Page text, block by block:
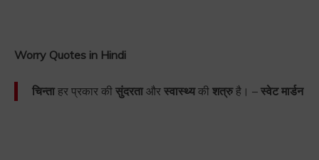
Worry Quotes in Hindi
चिन्ताहर प्रकार की सुंदरताऔर स्वास्थ्यकी शत्रुहै। – स्वेट मार्डन